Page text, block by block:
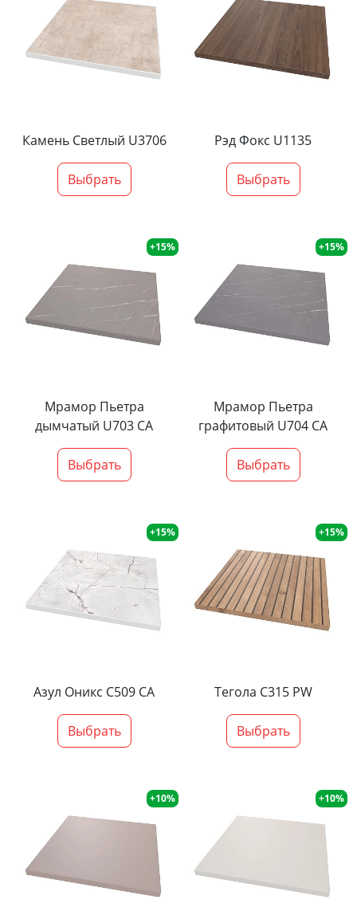
Камень Светлый U3706
Выбрать
Рэд Фокс U1135
Выбрать
+15%
Мрамор Пьетра
дымчатый U703 CA
Выбрать
+15%
Мрамор Пьетра
графитовый U704 CA
Выбрать
+15%
Азул Оникс С509 СА
Выбрать
+15%
Тегола С315 PW
Выбрать
+10% +10%